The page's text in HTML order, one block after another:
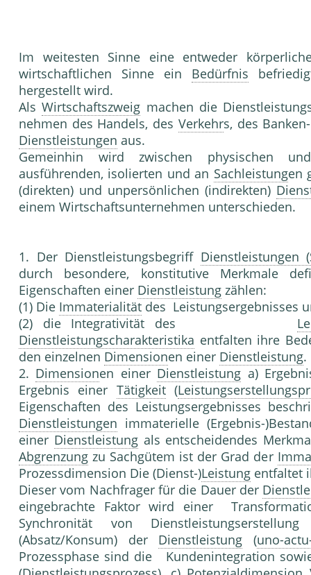
Im weitesten Sinne eine entwe­der
wirtschaftlichen Sinne ein Bedürfnis
hergestellt wird.
AlsWirtschaftszweig machen die
nehmen des Handels, des Verkehrs, des
Dienstleistungen aus.
Gemeinhin wird zwischen physischen
ausführenden, iso­lierten und an Sachleistungen
(direkten) und unpersönli­chen (indirekten)
einem Wirtschaftsunternehmen unterschieden.
1. Der Dienstleistungsbegriff Dienstleistungen
durch besondere, konstitutive Merkmale
Eigenschaften einer Dienstleistung zählen:
(1) Die Immaterialität des Leistungsergebnisses
(2) die Integrativität des
Dienstleistungscharakteristika entfalten ihre
den ein­zelnen Dimensionen einer Dienstleistung.
2. Dimensionen einer Dienstleistung a)
Ergebnis einer Tätigkeit(
Eigenschaften des Leistungsergebnisses
Dienstleistungen immaterielle (Ergebnis-
einer Dienstleistungals entscheidendes
Abgrenzung zu Sachgütem ist der Grad der
Prozessdimension Die (Dienst-)Leistung entfaltet
Dieser vom Nachfrager für die Dauer der
eingebrachte Faktor wird einer
Synchronität von
(Absatz/Konsum) der Dienstleistung (uno-
Prozessphase sind die Kundenintegration